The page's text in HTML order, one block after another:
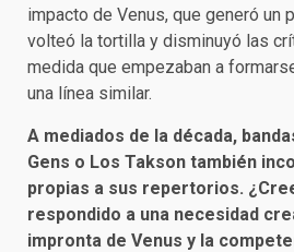
impacto de Venus, que generó un
volteó la tortilla y disminuyó las
medida que empezaban a
una línea similar.
A mediados de la década,
Gens o Los Takson también
propias a sus repertorios.
respondido a una necesidad
impronta de Venus y la